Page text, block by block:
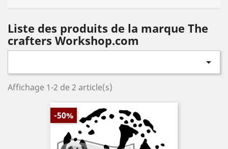
Liste des produits de la marque The
crafters Workshop.com

Affichage 1-2 de 2 article(s)
-50%